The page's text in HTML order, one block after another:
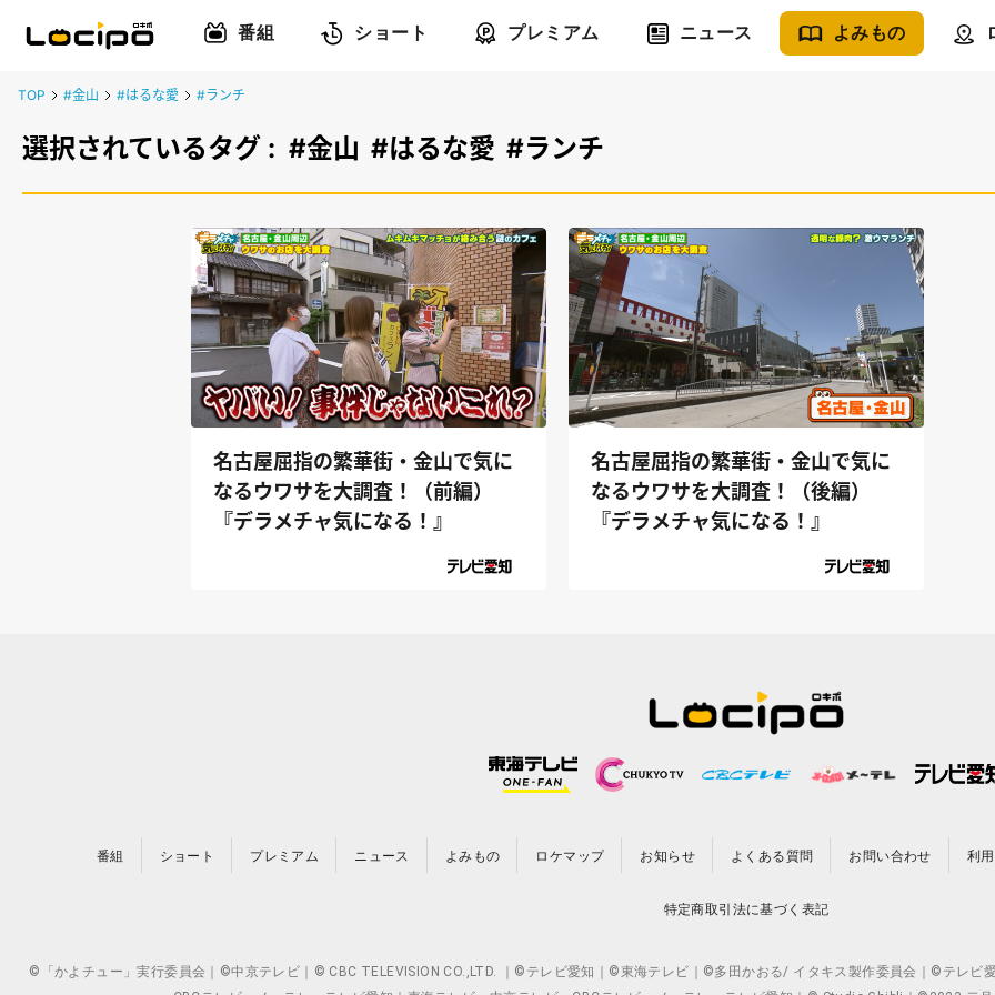
番組 ショート プレミアム ニュース よみもの
TOP #金山 #はるな愛 #ランチ
選択されているタグ : #金山 #はるな愛 #ランチ
名古屋屈指の繁華街・金山で気に
なるウワサを大調査！（前編）
『デラメチャ気になる！』
名古屋屈指の繁華街・金山で気に
なるウワサを大調査！（後編）
『デラメチャ気になる！』
番組 ショート プレミアム ニュース よみもの ロケマップ お知らせ よくある質問 お問い合わせ 利
特定商取引法に基づく表記
©「かよチュー」実行委員会｜©中京テレビ｜© CBC TELEVISION CO.,LTD. ｜©テレビ愛知｜©東海テレビ｜©多田かおる/ イタキス製作委員会｜©テレビ